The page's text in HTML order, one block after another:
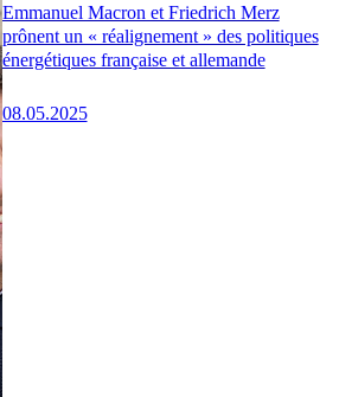
Emmanuel Macron et Friedrich Merz
prônent un « réalignement » des politiques
énergétiques française et allemande
08.05.2025